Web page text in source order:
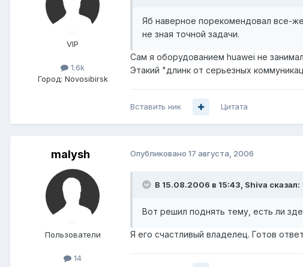
VIP
1.6k
Город: Novosibirsk
Яб наверное порекомендовал все-
не зная точной задачи.
Сам я оборудованием huawei не
Этакий "длинк от серьезных
Вставить ник Цитата
malysh
Пользователи
14
Опубликовано 17 августа, 2006
В 15.08.2006 в 15:43, Shiva сказал:
Вот решил поднять тему, есть ли
Я его счастливый владелец. Готов